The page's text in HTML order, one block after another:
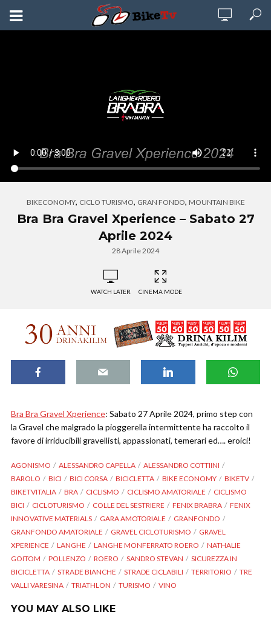
BIKECONOMY, CICLO TURISMO, GRAN FONDO, MOUNTAIN BIKE
Bra Bra Gravel Xperience – Sabato 27
Aprile 2024
28 Aprile 2024
WATCH LATER CINEMA MODE
Bra Bra Gravel Xperience: Sabato 27 Aprile 2024, primo step con
la Gravel che malgrado la pioggerella intermittente ha raccolto il
favore di irriducibili gravellisti, appassionati, temerari ed…. eroici!
AGONISMO ALESSANDRO CAPELLA
ALESSANDRO COTTIINI
BAROLO
BICI BICI CORSA BICICLETTA BIKE ECONOMY
BIKETV
BIKETVITALIA
BRA CICLISMO CICLISMO AMATORIALE
CICLISMO
BICI
CICLOTURISMO COLLE DEL SESTRIERE FENIX BRABRA
FENIX
INNOVATIVE MATERIALS
GARA AMOTORIALE
GRANFONDO
GRANFONDO AMATORIALE
GRAVEL CICLOTURISMO
GRAVEL
XPERIENCE
LANGHE LANGHE MONFERRATO ROERO
NATHALIE
GOITOM
POLLENZO ROERO SANDRO STEVAN
SICUREZZA IN
BICICLETTA
STRADE BIANCHE STRADE CICLABILI TERRITORIO
TRE
VALLI VARESINA
TRIATHLON TURISMO VINO
YOU MAY ALSO LIKE